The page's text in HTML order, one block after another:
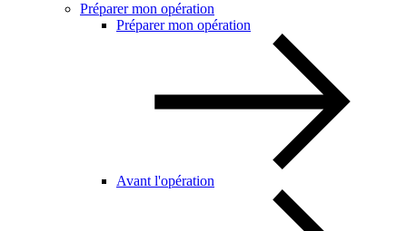
Préparer mon opération
Préparer mon opération
Avant l'opération